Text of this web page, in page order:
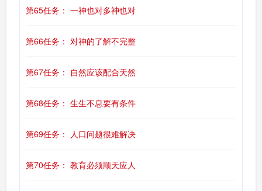
第65任务： 一神也对多神也对
第66任务： 对神的了解不完整
第67任务： 自然应该配合天然
第68任务： 生生不息要有条件
第69任务： 人口问题很难解决
第70任务： 教育必须顺天应人